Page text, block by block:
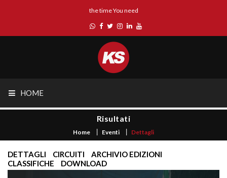
the time You need
HOME
Risultati
Home Eventi Dettagli
DETTAGLI CIRCUITI
ARCHIVIO EDIZIONI
CLASSIFICHE
DOWNLOAD